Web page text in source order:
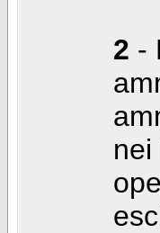
2 -